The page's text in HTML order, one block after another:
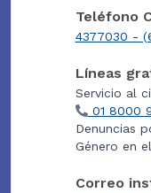
Teléfono
4377030 -
Líneas
Servicio al
01 8000
Denuncias
Género en
Correo